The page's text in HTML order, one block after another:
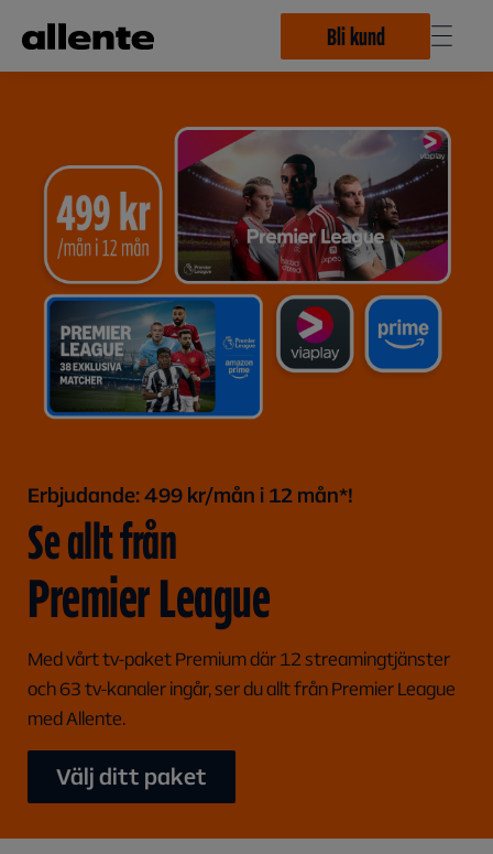
Bli kund
Erbjudande: 499 kr/mån i 12 mån*!
Se allt från
Premier League
Med vårt tv-paket Premium där 12 streamingtjänster
och 63 tv-kanaler ingår, ser du allt från Premier League
med Allente.
Välj ditt paket